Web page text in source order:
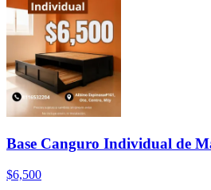
Base Canguro Individual de
$6,500